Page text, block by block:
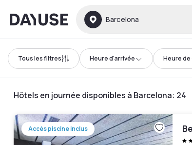
Dayuse Barcelona
Tous les filtres Heure d'arrivée Heure
Hôtels en journée disponibles à Barcelona: 24
Accès piscine inclus